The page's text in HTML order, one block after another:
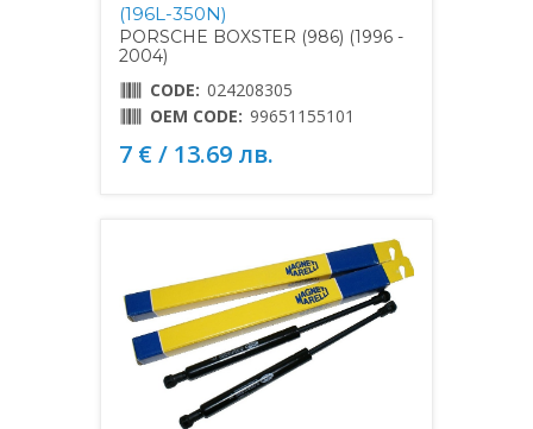
(196L-350N)
PORSCHE BOXSTER (986) (1996 -
2004)
CODE: 024208305
OEM CODE: 99651155101
7 € / 13.69 лв.